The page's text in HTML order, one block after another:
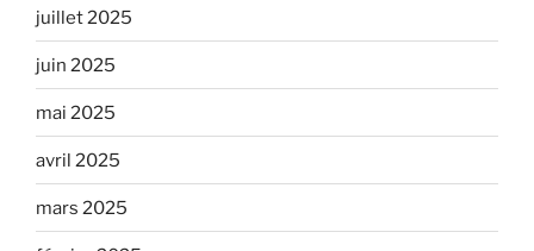
juillet 2025
juin 2025
mai 2025
avril 2025
mars 2025